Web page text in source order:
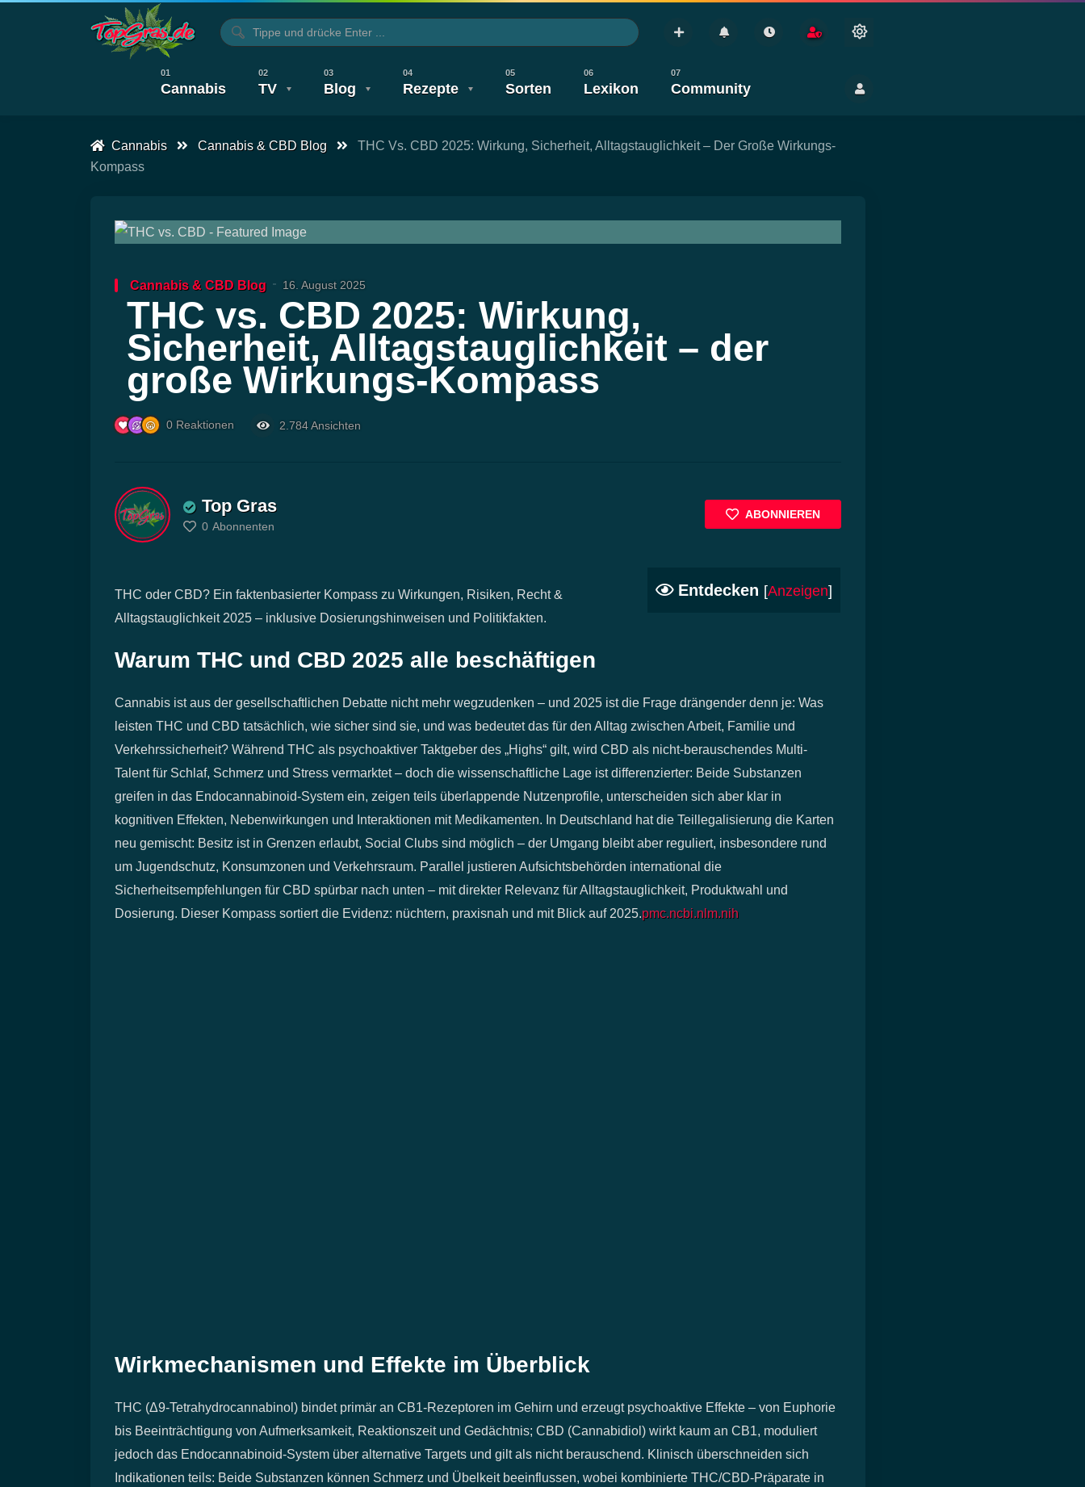
Cannabis TV Blog
Alle Artikel
Rezepte Sorten Lexikon Community
Cannabis Cannabis & CBD Blog
THC Vs. CBD 2025: Wirkung, Sicherheit, Alltagstauglichkeit – Der Große Wirkungs-
Kompass
Cannabis & CBD Blog 16. August 2025
THC vs. CBD 2025: Wirkung,
Sicherheit, Alltagstauglichkeit – der
große Wirkungs-Kompass
0 Reaktionen 2.784Ansichten
Top Gras
0 Abonnenten
ABONNIEREN
Entdecken [Anzeigen]
THC oder CBD? Ein faktenbasierter Kompass zu Wirkungen, Risiken, Recht &
Alltagstauglichkeit 2025 – inklusive Dosierungshinweisen und Politikfakten.
Warum THC und CBD 2025 alle beschäftigen
Cannabis ist aus der gesellschaftlichen Debatte nicht mehr wegzudenken – und 2025 ist die Frage drängender denn je: Was
leisten THC und CBD tatsächlich, wie sicher sind sie, und was bedeutet das für den Alltag zwischen Arbeit, Familie und
Verkehrssicherheit? Während THC als psychoaktiver Taktgeber des „Highs“ gilt, wird CBD als nicht-berauschendes Multi-
Talent für Schlaf, Schmerz und Stress vermarktet – doch die wissenschaftliche Lage ist differenzierter: Beide Substanzen
greifen in das Endocannabinoid-System ein, zeigen teils überlappende Nutzenprofile, unterscheiden sich aber klar in
kognitiven Effekten, Nebenwirkungen und Interaktionen mit Medikamenten. In Deutschland hat die Teillegalisierung die Karten
neu gemischt: Besitz ist in Grenzen erlaubt, Social Clubs sind möglich – der Umgang bleibt aber reguliert, insbesondere rund
um Jugendschutz, Konsumzonen und Verkehrsraum. Parallel justieren Aufsichtsbehörden international die
Sicherheitsempfehlungen für CBD spürbar nach unten – mit direkter Relevanz für Alltagstauglichkeit, Produktwahl und
Dosierung. Dieser Kompass sortiert die Evidenz: nüchtern, praxisnah und mit Blick auf 2025.pmc.ncbi.nlm.nih
Wirkmechanismen und Effekte im Überblick
THC (Δ9‑Tetrahydrocannabinol) bindet primär an CB1‑Rezeptoren im Gehirn und erzeugt psychoaktive Effekte – von Euphorie
bis Beeinträchtigung von Aufmerksamkeit, Reaktionszeit und Gedächtnis; CBD (Cannabidiol) wirkt kaum an CB1, moduliert
jedoch das Endocannabinoid-System über alternative Targets und gilt als nicht berauschend. Klinisch überschneiden sich
Indikationen teils: Beide Substanzen können Schmerz und Übelkeit beeinflussen, wobei kombinierte THC/CBD‑Präparate in